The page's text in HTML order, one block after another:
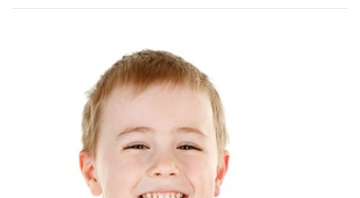
Språket matcher boken på alle vis.
lettlest. Det er krumspring og avsporinger. Det er fakta
og løgn. Det er snakkebobler, ballader, sangtekster,
brev og eventyr. For å nevne noe. Boken er uten regler.
Ingen strenge former. Vil karakterene bryte ut i sang,
får de lov til det. Og for en herlig verden det er! Barn
trenger et dytt bak til å utfordre sin egen kreativitet. De
må se at de ikke alltid er omringet av grenser. Det fins